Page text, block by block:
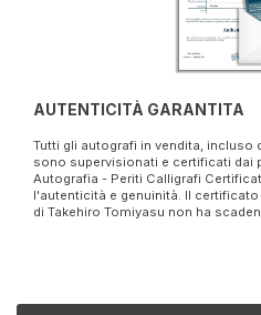
AUTENTICITÀ GARANTITA
Tutti gli autografi in vendita, incluso
sono supervisionati e certificati dai
Autografia - Periti Calligrafi
l'autenticità e genuinità. Il
di Takehiro Tomiyasu non ha